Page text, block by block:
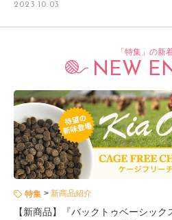
2023.10.03
「特集」の新
NEW
特集 新商品紹介
【新商品】『バックトゥベーシッ